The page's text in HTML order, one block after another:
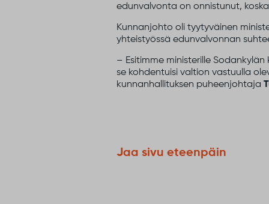
edunvalvonta on onnistunut,
Kunnanjohto oli tyytyväinen
yhteistyössä edunvalvonnan
­– Esitimme ministerille
se kohdentuisi valtion vastuulla
kunnanhallituksen puheenjohtaja
Jaa sivu eteenpäin